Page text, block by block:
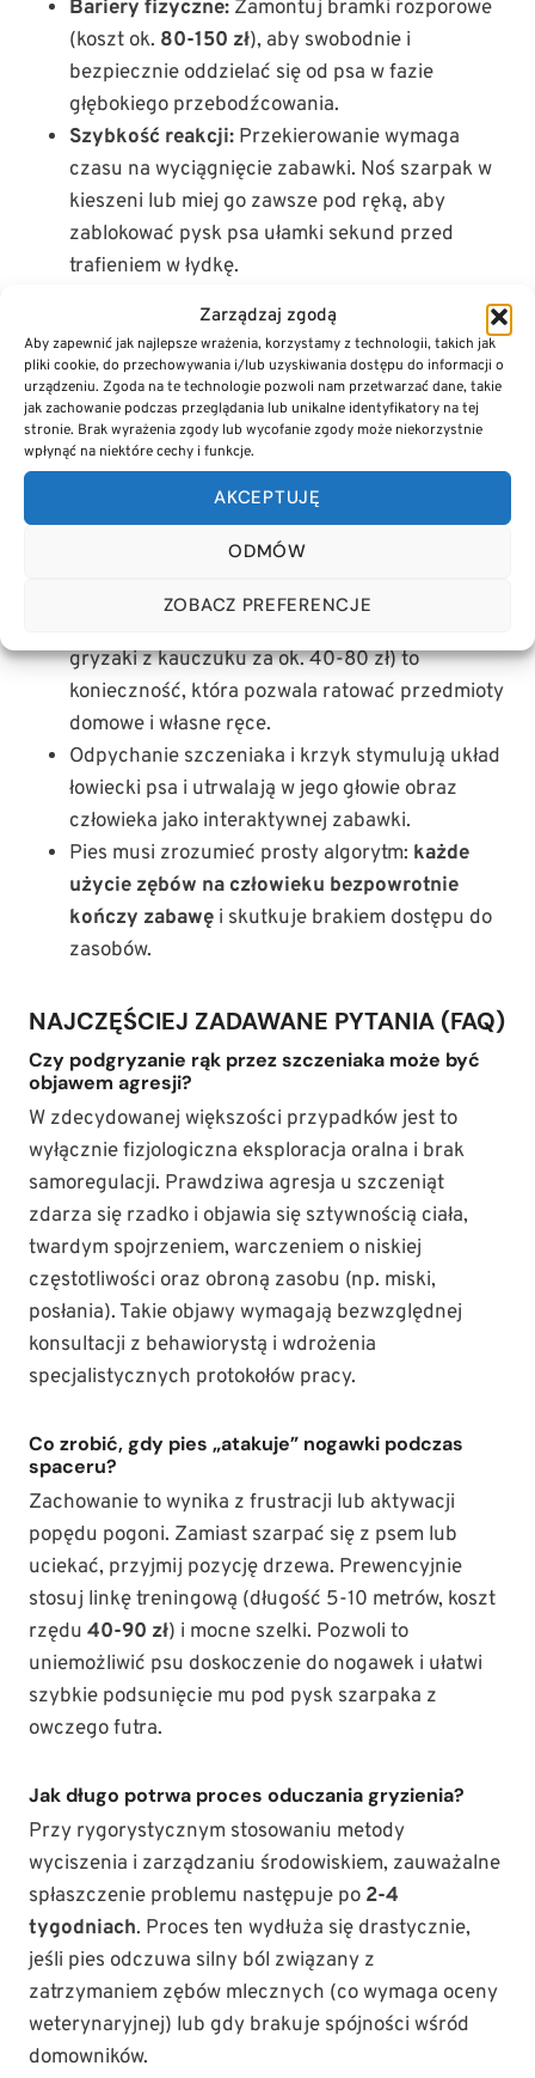
Zarządzaj zgodą
Aby zapewnić jak najlepsze wrażenia, korzystamy z technologii, takich jak
pliki cookie, do przechowywania i/lub uzyskiwania dostępu do informacji o
urządzeniu. Zgoda na te technologie pozwoli nam przetwarzać dane, takie
jak zachowanie podczas przeglądania lub unikalne identyfikatory na tej
stronie. Brak wyrażenia zgody lub wycofanie zgody może niekorzystnie
wpłynąć na niektóre cechy i funkcje.
AKCEPTUJĘ
ODMÓW
ZOBACZ PREFERENCJE
Bariery fizyczne: Zamontuj bramki rozporowe
(koszt ok. 80-150 zł), aby swobodnie i
bezpiecznie oddzielać się od psa w fazie
głębokiego przebodźcowania.
Szybkość reakcji: Przekierowanie wymaga
czasu na wyciągnięcie zabawki. Noś szarpak w
kieszeni lub miej go zawsze pod ręką, aby
zablokować pysk psa ułamki sekund przed
trafieniem w łydkę.
Co warto zapamiętać
Używanie zębów przez psa to biologiczna
norma, alemetoda wyciszenia i izolacjito
najszybszy mechanizm wygaszający to
zachowanie na ludzkim ciele.
Fundamentem pracy jesthigiena snu
Szczeniak śpiący poniżej 16 godzin zawsze
będzie prezentował zachowania kompulsywne i
brak kontroli nad popędami.
gryzaki z kauczuku za ok. 40-80 zł) to
konieczność, która pozwala ratować przedmioty
domowe i własne ręce.
Odpychanie szczeniaka i krzyk stymulują układ
łowiecki psa i utrwalają w jego głowie obraz
człowieka jako interaktywnej zabawki.
Pies musi zrozumieć prosty algorytm: każde
użycie zębów na człowieku bezpowrotnie
kończy zabawę i skutkuje brakiem dostępu do
zasobów.
NAJCZĘŚCIEJ ZADAWANE PYTANIA (FAQ)
Czy podgryzanie rąk przez szczeniaka może być
objawem agresji?
W zdecydowanej większości przypadków jest to
wyłącznie fizjologiczna eksploracja oralna i brak
samoregulacji. Prawdziwa agresja u szczeniąt
zdarza się rzadko i objawia się sztywnością ciała,
twardym spojrzeniem, warczeniem o niskiej
częstotliwości oraz obroną zasobu (np. miski,
posłania). Takie objawy wymagają bezwzględnej
konsultacji z behawiorystą i wdrożenia
specjalistycznych protokołów pracy.
Co zrobić, gdy pies „atakuje” nogawki podczas
spaceru?
Zachowanie to wynika z frustracji lub aktywacji
popędu pogoni. Zamiast szarpać się z psem lub
uciekać, przyjmij pozycję drzewa. Prewencyjnie
stosuj linkę treningową (długość 5-10 metrów, koszt
rzędu 40-90 zł) i mocne szelki. Pozwoli to
uniemożliwić psu doskoczenie do nogawek i ułatwi
szybkie podsunięcie mu pod pysk szarpaka z
owczego futra.
Jak długo potrwa proces oduczania gryzienia?
Przy rygorystycznym stosowaniu metody
wyciszenia i zarządzaniu środowiskiem, zauważalne
spłaszczenie problemu następuje po 2-4
tygodniach. Proces ten wydłuża się drastycznie,
jeśli pies odczuwa silny ból związany z
zatrzymaniem zębów mlecznych (co wymaga oceny
weterynaryjnej) lub gdy brakuje spójności wśród
domowników.